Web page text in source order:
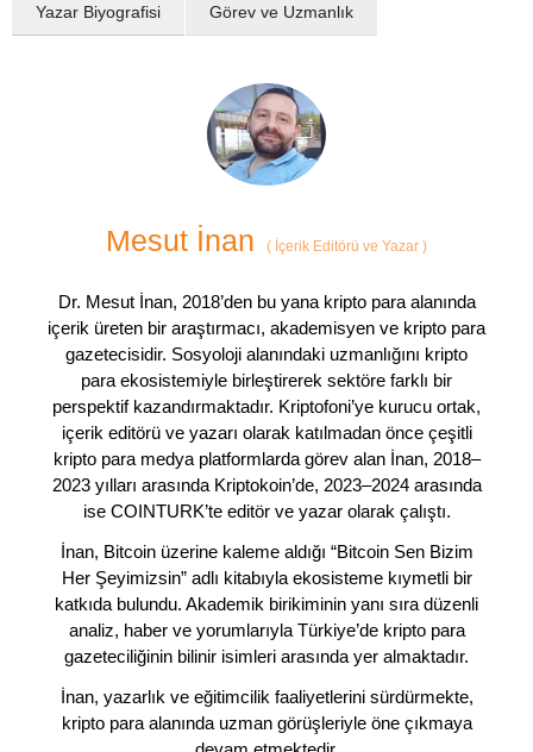
Yazar Biyografisi Görev ve Uzmanlık
Mesut İnan ( İçerik Editörü ve Yazar )
Dr. Mesut İnan, 2018’den bu yana kripto para alanında
içerik üreten bir araştırmacı, akademisyen ve kripto para
gazetecisidir. Sosyoloji alanındaki uzmanlığını kripto
para ekosistemiyle birleştirerek sektöre farklı bir
perspektif kazandırmaktadır. Kriptofoni’ye kurucu ortak,
içerik editörü ve yazarı olarak katılmadan önce çeşitli
kripto para medya platformlarda görev alan İnan, 2018–
2023 yılları arasında Kriptokoin’de, 2023–2024 arasında
ise COINTURK’te editör ve yazar olarak çalıştı.
İnan, Bitcoin üzerine kaleme aldığı “Bitcoin Sen Bizim
Her Şeyimizsin” adlı kitabıyla ekosisteme kıymetli bir
katkıda bulundu. Akademik birikiminin yanı sıra düzenli
analiz, haber ve yorumlarıyla Türkiye’de kripto para
gazeteciliğinin bilinir isimleri arasında yer almaktadır.
İnan, yazarlık ve eğitimcilik faaliyetlerini sürdürmekte,
kripto para alanında uzman görüşleriyle öne çıkmaya